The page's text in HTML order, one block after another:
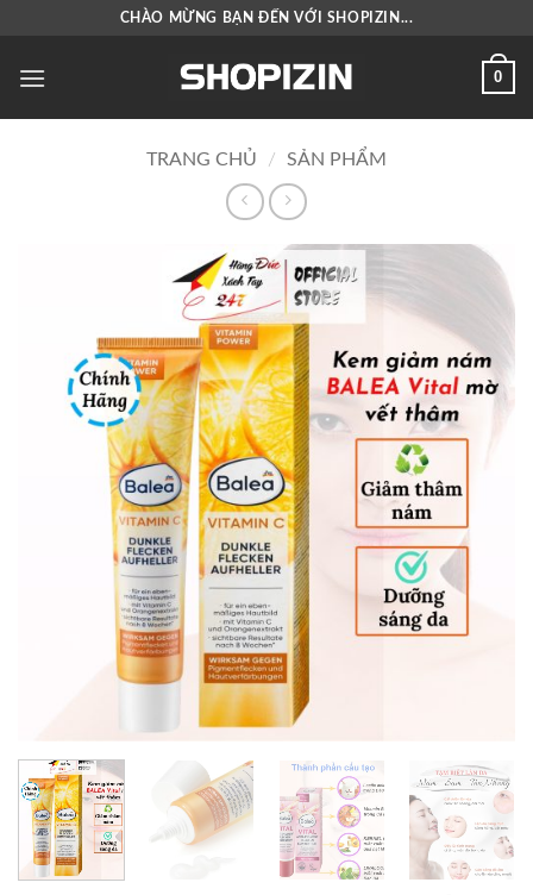
nội
CHÀO MỪNG BẠN ĐẾN VỚI SHOPIZIN...
0
TRANG CHỦ / SẢN PHẨM